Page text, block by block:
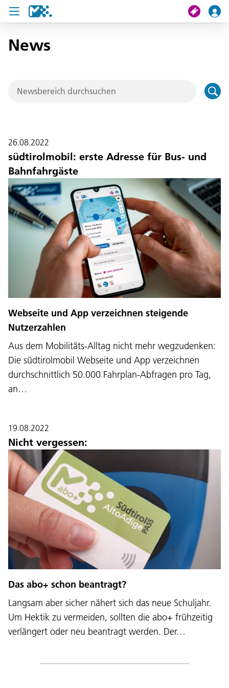
Suche
News
Projekte
Service und Kontakt
News
26.08.2022
südtirolmobil: erste Adresse für Bus- und
Bahnfahrgäste
Webseite und App verzeichnen steigende
Nutzerzahlen
Aus dem Mobilitäts-Alltag nicht mehr wegzudenken:
Die südtirolmobil Webseite und App verzeichnen
durchschnittlich 50.000 Fahrplan-Abfragen pro Tag,
an…
19.08.2022
Nicht vergessen:
Das abo+ schon beantragt?
Langsam aber sicher nähert sich das neue Schuljahr.
Um Hektik zu vermeiden, sollten die abo+ frühzeitig
verlängert oder neu beantragt werden. Der…